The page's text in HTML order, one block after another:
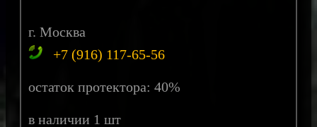
г. Москва
+7 (916) 117-65-56
остаток протектора: 40%
в наличии 1 шт